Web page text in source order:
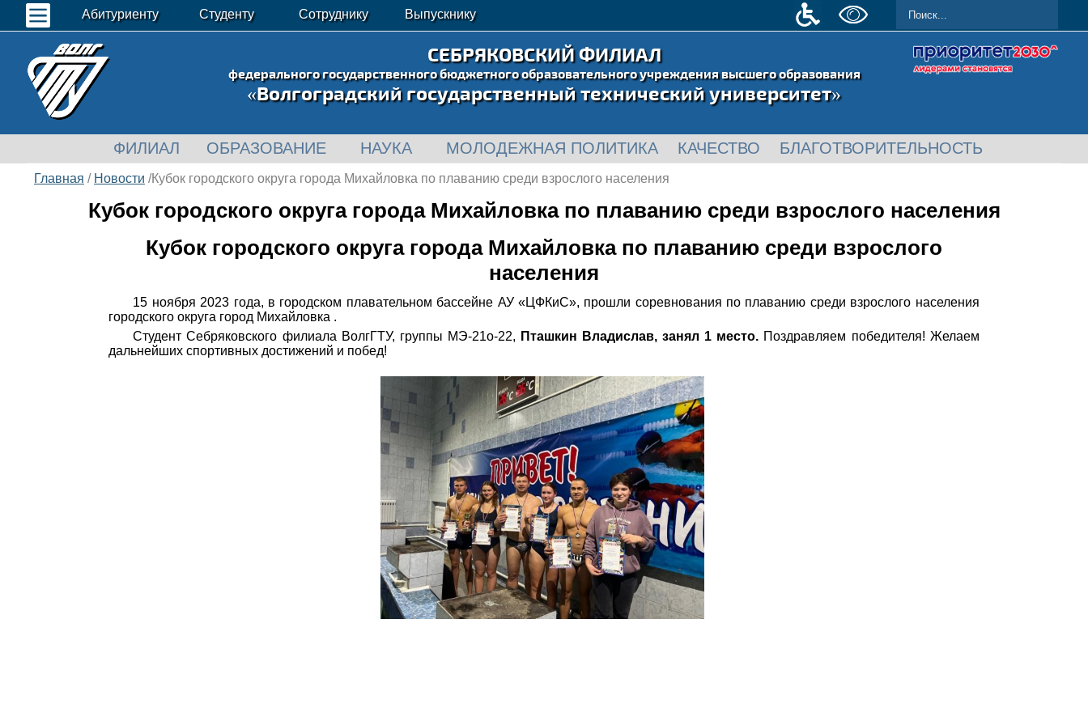
Абитуриенту Студенту Сотруднику Выпускнику
СЕБРЯКОВСКИЙ ФИЛИАЛ
федерального государственного бюджетного образовательного учреждения высшего образования
«Волгоградский государственный технический университет»
ФИЛИАЛ ОБРАЗОВАНИЕ НАУКА МОЛОДЕЖНАЯ ПОЛИТИКА КАЧЕСТВО БЛАГОТВОРИТЕЛЬНОСТЬ
Главная / Новости /Кубок городского округа города Михайловка по плаванию среди взрослого населения
Кубок городского округа города Михайловка по плаванию среди взрослого населения
Кубок городского округа города Михайловка по плаванию среди взрослого
населения
15 ноября 2023 года, в городском плавательном бассейне АУ «ЦФКиС», прошли соревнования по плаванию среди взрослого населения
городского округа город Михайловка .
Студент Себряковского филиала ВолгГТУ, группы МЭ-21о-22, Пташкин Владислав, занял 1 место. Поздравляем победителя! Желаем
дальнейших спортивных достижений и побед!